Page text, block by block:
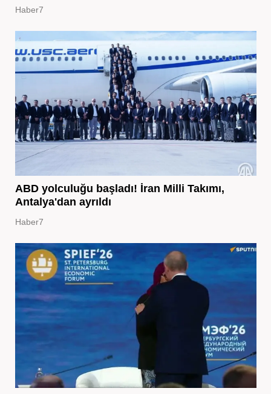
Haber7
ABD yolculuğu başladı! İran Milli Takımı,
Antalya'dan ayrıldı
Haber7